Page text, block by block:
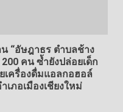
“อัษฎาธร ตำบลช้าง
คน ซ้ำยังปล่อยเด็ก
เครื่องดื่มแอลกอฮอล์
ภอเมืองเชียงใหม่